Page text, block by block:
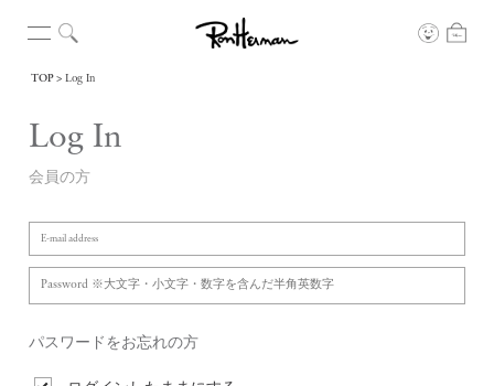
TOP Log In
Log In
会員の方
パスワードをお忘れの方